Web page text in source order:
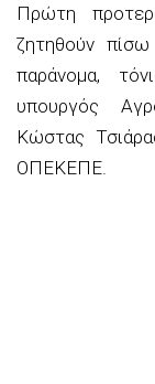
Πρώτη
ζητηθούν
παράνομα,
υπουργός
Κώστας
ΟΠΕΚΕΠΕ.